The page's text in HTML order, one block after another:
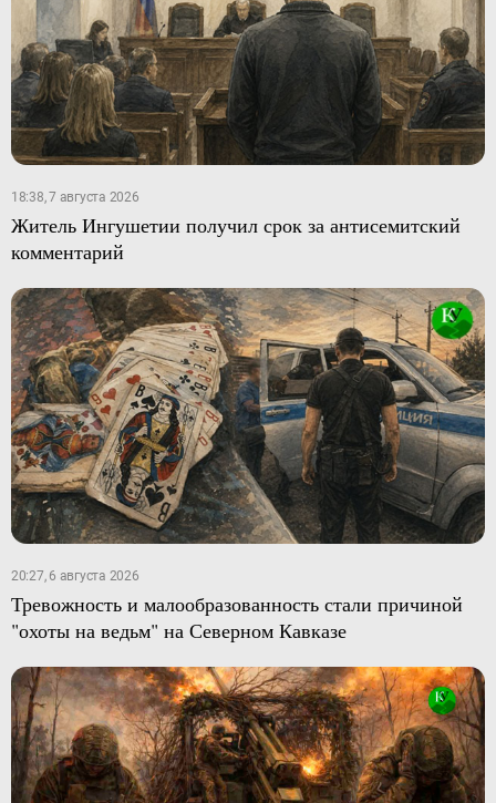
18:38, 7 августа 2026
Житель Ингушетии получил срок за антисемитский
комментарий
20:27, 6 августа 2026
Тревожность и малообразованность стали причиной
"охоты на ведьм" на Северном Кавказе